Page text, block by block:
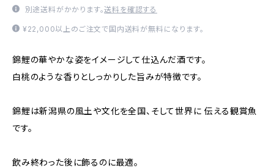
別途送料がかかります。送料を確認する
¥22,000以上のご注文で国内送料が無料になります。
錦鯉の華やかな姿をイメージして仕込んだ酒です。
白桃のような香りとしっかりした旨みが特徴です。
錦鯉は新潟県の風土や文化を全国、そして世界に 伝える観賞魚
です。
飲み終わった後に飾るのに最適。